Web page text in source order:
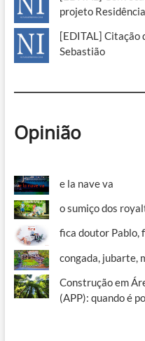
projeto
[EDITAL] Citação
Sebastião
Opinião
e la nave va
o sumiço dos
fica doutor Pablo,
congada, jubarte,
Construção em
(APP): quando é